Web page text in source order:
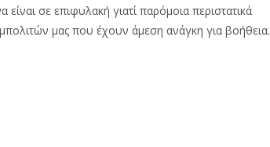
σε επιφυλακή γιατί παρόμοια περιστατικά
μας που έχουν άμεση ανάγκη για βοήθεια.